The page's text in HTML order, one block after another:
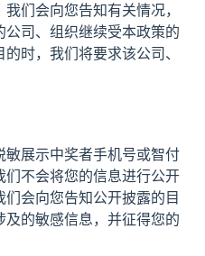
们会向您告知有关情况，
司、组织继续受本政策的
时，我们将要求该公司、
敏展示中奖者手机号或智付
们不会将您的信息进行公开
会向您告知公开披露的目
的敏感信息，并征得您的